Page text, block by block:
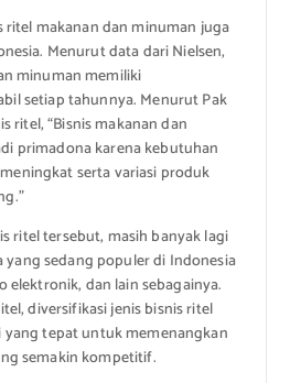
ritel makanan dan minuman juga
Menurut data dari Nielsen,
minuman memiliki
setiap tahunnya. Menurut Pak
ritel, “Bisnis makanan dan
primadona karena kebutuhan
serta variasi produk
ritel tersebut, masih banyak lagi
yang sedang populer di Indonesia
dan lain sebagainya.
diversifikasi jenis bisnis ritel
tepat untuk memenangkan
semakin kompetitif.